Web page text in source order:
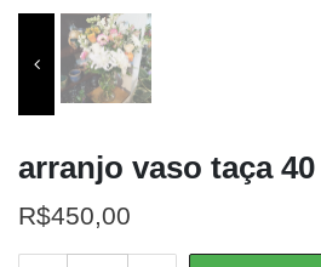
arranjo vaso taça 40
R$450,00